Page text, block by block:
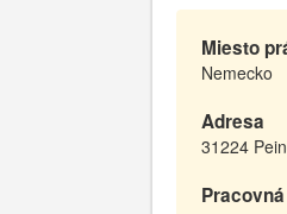
Miesto
Nemecko
Adresa
31224